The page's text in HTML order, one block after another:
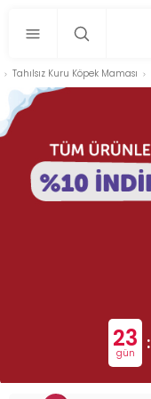
Tahılsız Kuru Köpek Maması
23
gün :